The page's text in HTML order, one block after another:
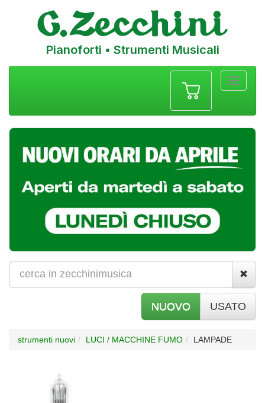
Pianoforti • Strumenti Musicali
NUOVO USATO
strumenti nuovi LUCI / MACCHINE FUMO LAMPADE